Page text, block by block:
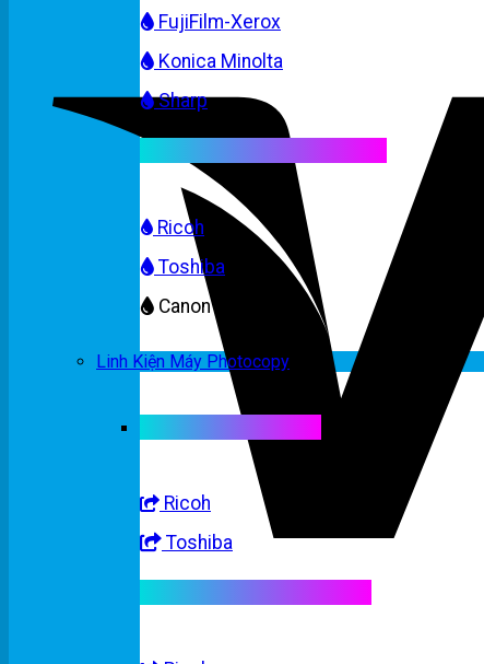
FujiFilm-Xerox
Konica Minolta
Sharp
Ricoh
Toshiba
Canon
Linh Kiện Máy Photocopy
Ricoh
Toshiba